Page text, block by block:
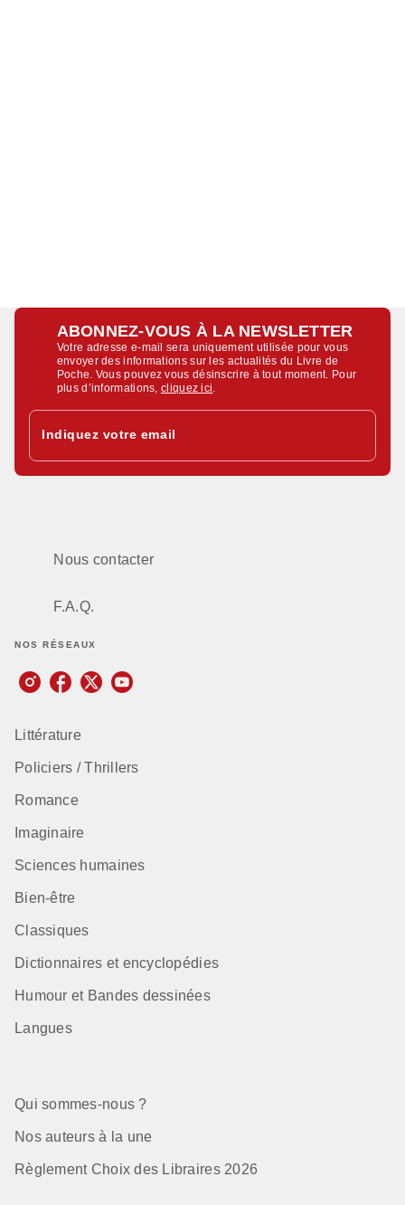
ABONNEZ-VOUS À LA NEWSLETTER
Votre adresse e-mail sera uniquement utilisée pour vous
envoyer des informations sur les actualités du Livre de
Poche. Vous pouvez vous désinscrire à tout moment. Pour
plus d’informations,cliquez ici
Indiquez votre email
Nous contacter
F.A.Q.
NOS RÉSEAUX
Littérature
Policiers / Thrillers
Romance
Imaginaire
Sciences humaines
Bien-être
Classiques
Dictionnaires et encyclopédies
Humour et Bandes dessinées
Langues
Qui sommes-nous ?
Nos auteurs à la une
Règlement Choix des Libraires 2026